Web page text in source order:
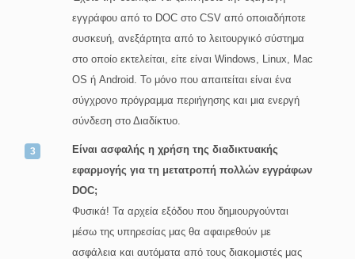
εγγράφου από το DOC στο CSV από οποιαδήποτε
συσκευή, ανεξάρτητα από το λειτουργικό σύστημα
στο οποίο εκτελείται, είτε είναι Windows, Linux, Mac
OS ή Android. Το μόνο που απαιτείται είναι ένα
σύγχρονο πρόγραμμα περιήγησης και μια ενεργή
σύνδεση στο Διαδίκτυο.
Είναι ασφαλής η χρήση της διαδικτυακής
εφαρμογής για τη μετατροπή πολλών εγγράφων
DOC;
Φυσικά! Τα αρχεία εξόδου που δημιουργούνται
μέσω της υπηρεσίας μας θα αφαιρεθούν με
ασφάλεια και αυτόματα από τους διακομιστές μας